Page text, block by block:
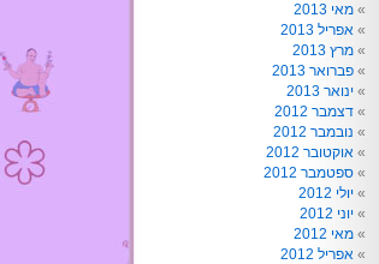
מאי 2013
אפריל 2013
מרץ 2013
פברואר 2013
ינואר 2013
דצמבר 2012
נובמבר 2012
אוקטובר 2012
ספטמבר 2012
יולי 2012
יוני 2012
מאי 2012
אפריל 2012